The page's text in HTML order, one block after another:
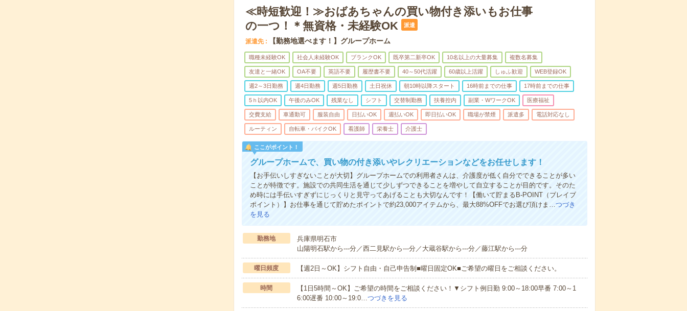
≪時短歓迎！≫おばあちゃんの買い物付き添いもお仕事
の一つ！＊無資格・未経験OK
派遣
派遣先 【勤務地選べます！】グループホーム
職種未経験OK 社会人未経験OK ブランクOK 既卒第二新卒OK 10名以上の大量募集 複数名募集
友達と一緒OK OA不要 英語不要 履歴書不要 40～50代活躍 60歳以上活躍 しゅふ歓迎 WEB登録OK
週2～3日勤務 週4日勤務 週5日勤務 土日祝休 朝10時以降スタート 16時前までの仕事 17時前までの仕事
5ｈ以内OK 午後のみOK 残業なし シフト 交替制勤務 扶養控内 副業・WワークOK 医療福祉
交費支給 車通勤可 服装自由 日払いOK 週払いOK 即日払いOK 職場が禁煙 派遣多 電話対応なし
ルーティン 自転車・バイクOK 看護師 栄養士 介護士
ここがポイント！
グループホームで、買い物の付き添いやレクリエーションなどをお任せします！
【お手伝いしすぎないことが大切】グループホームでの利用者さんは、介護度が低く自分でできることが多い
ことが特徴です。施設での共同生活を通じて少しずつできることを増やして自立することが目的です。そのた
め時には手伝いすぎずにじっくりと見守ってあげることも大切なんです！【働いて貯まるB-POINT（ブレイブ
ポイント）】お仕事を通じて貯めたポイントで約23,000アイテムから、最大88%OFFでお選び頂けま…つづき
を見る
勤務地
兵庫県明石市
山陽明石駅から---分／西二見駅から---分／大蔵谷駅から---分／藤江駅から---分
曜日頻度 【週2日～OK】シフト自由・自己申告制■曜日固定OK■ご希望の曜日をご相談ください。
時間
【1日5時間～OK】ご希望の時間をご相談ください！▼シフト例日勤 9:00～18:00早番 7:00～1
6:00遅番 10:00～19:0…つづきを見る